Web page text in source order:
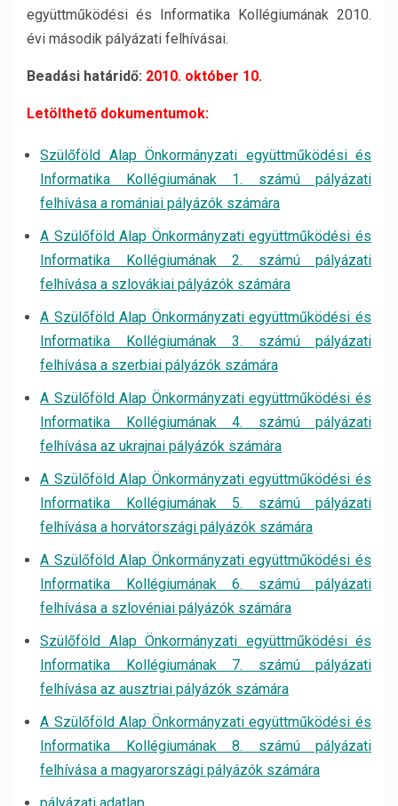
együttműködési és Informatika Kollégiumának 2010.
évi második pályázati felhívásai.
Beadási határidő: 2010. október 10.
Letölthető dokumentumok:
Szülőföld Alap Önkormányzati együttműködési és
Informatika Kollégiumának 1. számú pályázati
felhívása a romániai pályázók számára
A Szülőföld Alap Önkormányzati együttműködési és
Informatika Kollégiumának 2. számú pályázati
felhívása a szlovákiai pályázók számára
A Szülőföld Alap Önkormányzati együttműködési és
Informatika Kollégiumának 3. számú pályázati
felhívása a szerbiai pályázók számára
A Szülőföld Alap Önkormányzati együttműködési és
Informatika Kollégiumának 4. számú pályázati
felhívása az ukrajnai pályázók számára
A Szülőföld Alap Önkormányzati együttműködési és
Informatika Kollégiumának 5. számú pályázati
felhívása a horvátországi pályázók számára
A Szülőföld Alap Önkormányzati együttműködési és
Informatika Kollégiumának 6. számú pályázati
felhívása a szlovéniai pályázók számára
Szülőföld Alap Önkormányzati együttműködési és
Informatika Kollégiumának 7. számú pályázati
felhívása az ausztriai pályázók számára
A Szülőföld Alap Önkormányzati együttműködési és
Informatika Kollégiumának 8. számú pályázati
felhívása a magyarországi pályázók számára